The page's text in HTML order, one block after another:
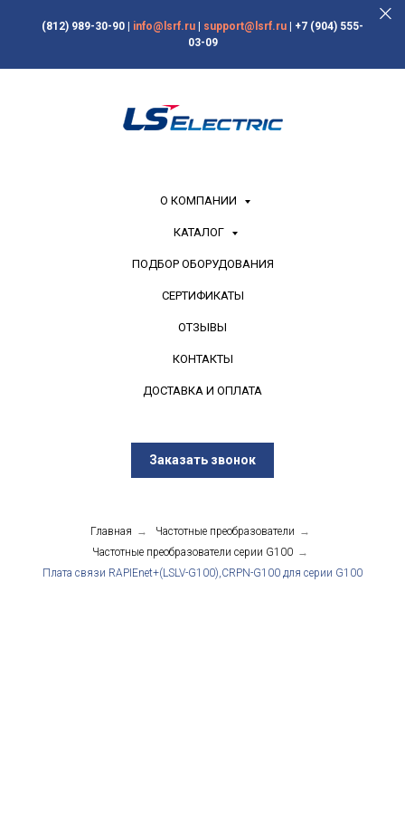
(812) 989-30-90 info@lsrf.ru support@lsrf.ru
+7 (904) 555-
03-09
О КОМПАНИИ
КАТАЛОГ
ПОДБОР ОБОРУДОВАНИЯ
СЕРТИФИКАТЫ
ОТЗЫВЫ
КОНТАКТЫ
ДОСТАВКА И ОПЛАТА
Заказать звонок
Главная → Частотные преобразователи →
Частотные преобразователи серии G100 →
Плата связи RAPIEnet+(LSLV-G100),CRPN-G100 для серии G100